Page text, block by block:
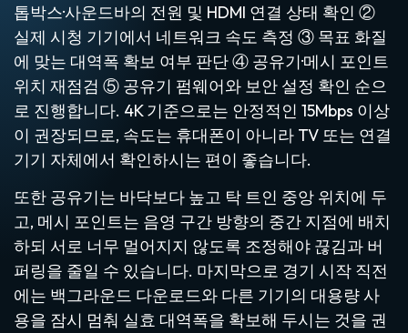
톱박스·사운드바의 전원 및 HDMI 연결 상태 확인 ②
실제 시청 기기에서 네트워크 속도 측정 ③ 목표 화질
에 맞는 대역폭 확보 여부 판단 ④ 공유기·메시 포인트
위치 재점검 ⑤ 공유기 펌웨어와 보안 설정 확인 순으
로 진행합니다. 4K 기준으로는 안정적인 15Mbps 이상
이 권장되므로, 속도는 휴대폰이 아니라 TV 또는 연결
기기 자체에서 확인하시는 편이 좋습니다.
또한 공유기는 바닥보다 높고 탁 트인 중앙 위치에 두
고, 메시 포인트는 음영 구간 방향의 중간 지점에 배치
하되 서로 너무 멀어지지 않도록 조정해야 끊김과 버
퍼링을 줄일 수 있습니다. 마지막으로 경기 시작 직전
에는 백그라운드 다운로드와 다른 기기의 대용량 사
용을 잠시 멈춰 실효 대역폭을 확보해 두시는 것을 권